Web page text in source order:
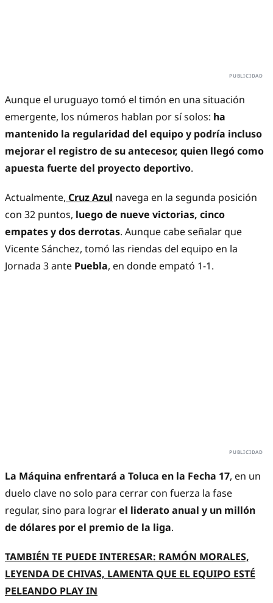
Aunque el uruguayo tomó el timón en una situación
emergente, los números hablan por sí solos: ha
mantenido la regularidad del equipo y podría incluso
mejorar el registro de su antecesor, quien llegó como
apuesta fuerte del proyecto deportivo.
Actualmente, Cruz Azul navega en la segunda posición
con 32 puntos, luego de nueve victorias, cinco
empates y dos derrotas. Aunque cabe señalar que
Vicente Sánchez, tomó las riendas del equipo en la
Jornada 3 ante Puebla, en donde empató 1-1.
La Máquina enfrentará a Toluca en la Fecha 17, en un
duelo clave no solo para cerrar con fuerza la fase
regular, sino para lograrel liderato anual y un millón
de dólares por el premio de la liga.
TAMBIÉN TE PUEDE INTERESAR: RAMÓN MORALES,
LEYENDA DE CHIVAS, LAMENTA QUE EL EQUIPO ESTÉ
PELEANDO PLAY IN